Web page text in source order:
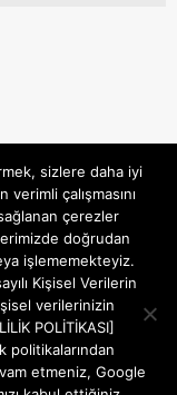
sizlere daha iyi
çalışmasını
çerezler
doğrudan
işlememekteyiz.
Kişisel Verilerin
verilerinizin
POLİTİKASI]
politikalarından
etmeniz, Google